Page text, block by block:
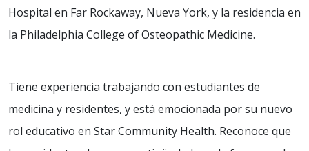
Hospital en Far Rockaway, Nueva York, y la residencia en
la Philadelphia College of Osteopathic Medicine.
Tiene experiencia trabajando con estudiantes de
medicina y residentes, y está emocionada por su nuevo
rol educativo en Star Community Health. Reconoce que